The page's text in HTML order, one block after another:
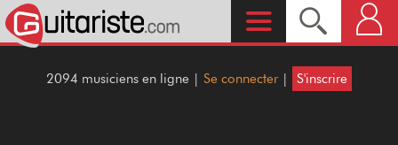
2094 musiciens en ligne | Se connecter | S'inscrire